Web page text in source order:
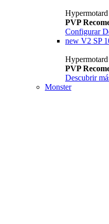
PVP
Configurar
new V2 SP
PVP
Descubrir
Monster